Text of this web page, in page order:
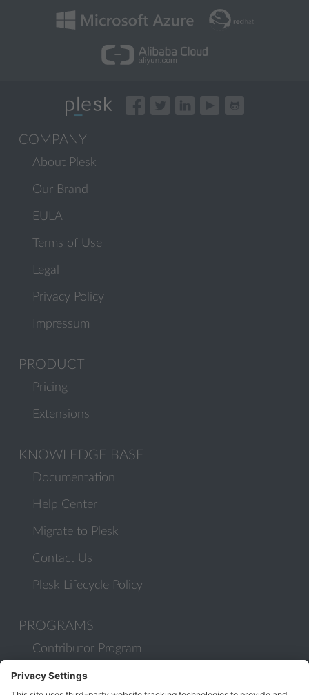
COMPANY
About Plesk
Our Brand
EULA
Terms of Use
Legal
Privacy Policy
Impressum
PRODUCT
Pricing
Extensions
KNOWLEDGE BASE
Documentation
Help Center
Migrate to Plesk
Contact Us
Plesk Lifecycle Policy
PROGRAMS
Contributor Program
Partner Program